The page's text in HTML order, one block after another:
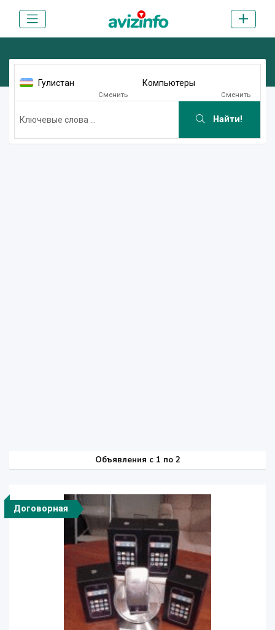
Гулистан
Сменить
Компьютеры
Сменить
Найти!
Объявления c 1 по 2
Договорная